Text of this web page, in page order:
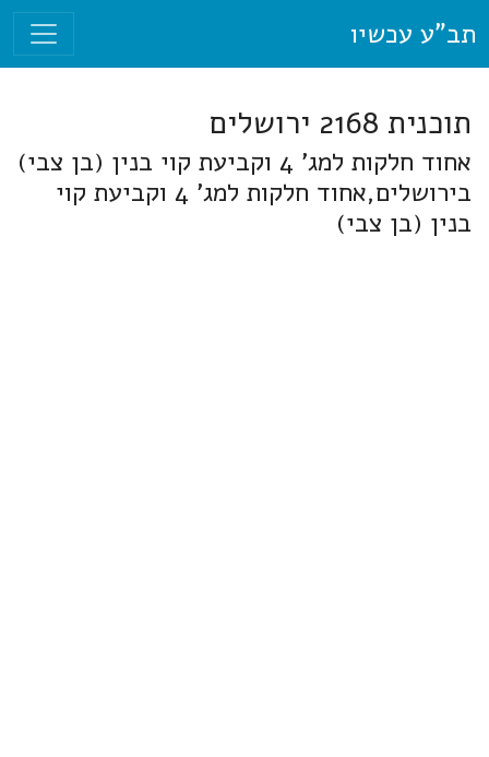
תב"ע עכשיו
תוכנית 2168 ירושלים
אחוד חלקות למג' 4 וקביעת קוי בנין (בן צבי)
בירושלים,אחוד חלקות למג' 4 וקביעת קוי
בנין (בן צבי)